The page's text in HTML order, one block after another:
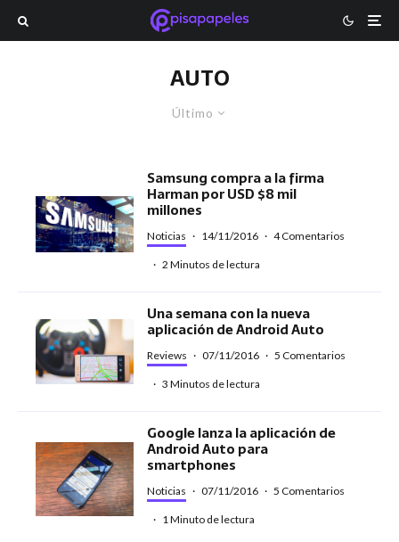
AUTO
Último
Samsung compra a la firma
Harman por USD $8 mil
millones
Noticias · 14/11/2016 · 4 Comentarios
· 2 Minutos de lectura
Una semana con la nueva
aplicación de Android Auto
Reviews · 07/11/2016 · 5 Comentarios
· 3 Minutos de lectura
Google lanza la aplicación de
Android Auto para
smartphones
Noticias · 07/11/2016 · 5 Comentarios
· 1 Minuto de lectura